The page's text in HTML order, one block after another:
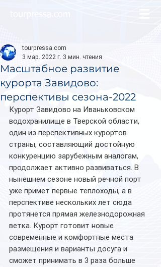
Масштабное развитие
курорта Завидово:
перспективы сезона-2022
tourpressa.com
3 мар. 2022 г. 3 мин. чтения
Курорт Завидово на Иваньковском
водохранилище в Тверской области,
один из перспективных курортов
страны, составляющий достойную
конкуренцию зарубежным аналогам,
продолжает активно развиваться. В
нынешнем сезоне новый речной порт
уже примет первые теплоходы, а в
перспективе нескольких лет сюда
протянется прямая железнодорожная
ветка. Курорт готовит новые
современные и комфортные места
размещения и варианты досуга и
сможет принимать в 3 раза больше